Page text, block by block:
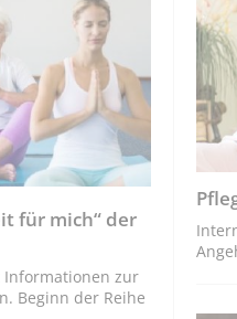
für mich“ der
Informationen zur
Beginn der Reihe